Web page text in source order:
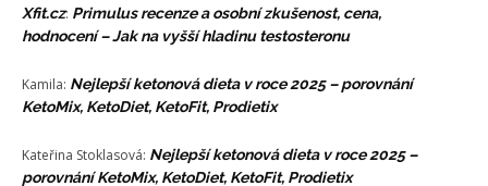
Xfit.cz: Primulus recenze a osobní zkušenost, cena,
hodnocení – Jak na vyšší hladinu testosteronu
Kamila: Nejlepší ketonová dieta v roce 2025 – porovnání
KetoMix, KetoDiet, KetoFit, Prodietix
Kateřina Stoklasová: Nejlepší ketonová dieta v roce 2025 –
porovnání KetoMix, KetoDiet, KetoFit, Prodietix